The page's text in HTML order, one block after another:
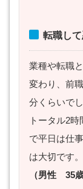
転職し
業種や転職
変わり、前
分くらいで
トータル2
で平日は仕
は大切です。
（男性 35